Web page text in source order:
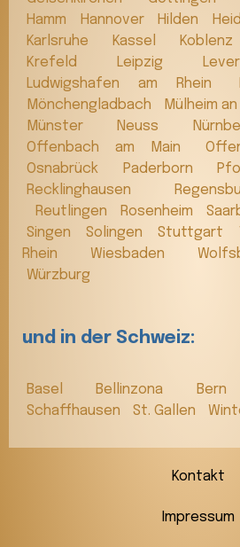
Hamm
Hannover Hilden
Karlsruhe
Kassel Koblenz
Krefeld
Leipzig
Ludwigshafen am Rhein
Mönchengladbach
Mülheim
Münster
Neuss
Offenbach am Main
Osnabrück
Paderborn
Recklinghausen
Reutlingen
Rosenheim
Singen
Solingen Stuttgart
Rhein
Wiesbaden
Würzburg
und in der Schweiz:
Basel Bellinzona
Schaffhausen
St. Gallen
Kontakt
Impressum